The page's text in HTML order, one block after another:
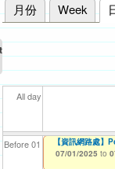
主要索引標籤
月份 Week
All day
Before 01
【資網處】
整合系統～表單
我愛銘傳我愛養
校區)
【財
11/
【財
11/
114
04/
114
02/
【資訊網路處】
07/01/2025 to